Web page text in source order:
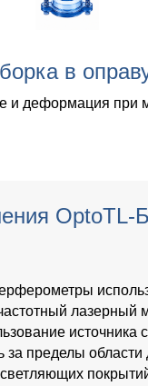
в
и деформация при
OptoTL-
лазерный
источника
за пределы области